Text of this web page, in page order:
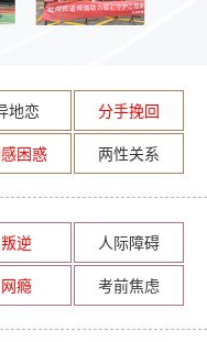
地恋
分手挽回
困惑 两性关系
叛逆
人际障碍
网瘾 考前焦虑